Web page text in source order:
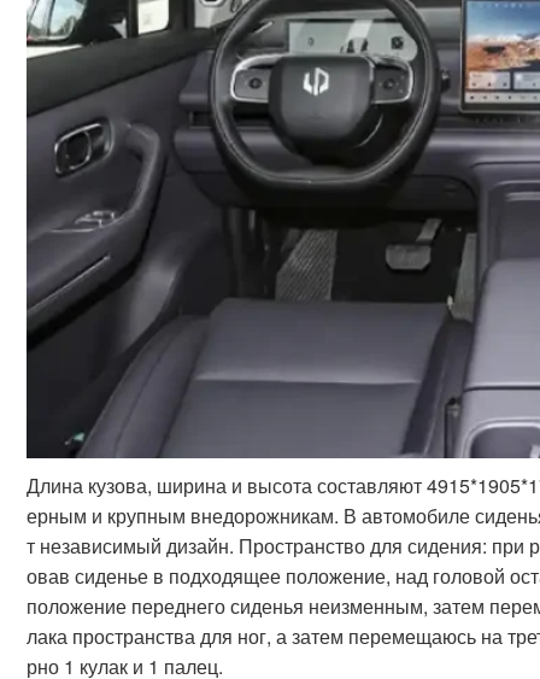
Длина кузова, ширина и высота составляют
ерным и крупным внедорожникам. В автомобиле
т независимый дизайн. Пространство для сидения: при
овав сиденье в подходящее положение, над головой
положение переднего сиденья неизменным, затем
лака пространства для ног, а затем перемещаюсь на
рно 1 кулак и 1 палец.